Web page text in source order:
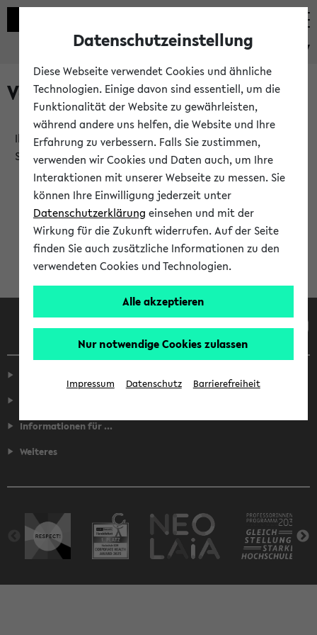
eKVV
Verlauf
Ihr Verlauf ist leer. Er wird sich im Verlauf Ihrer eKVV
Sitzung füllen.
Informationen für ...
Weiteres
Datenschutzeinstellung
Diese Webseite verwendet Cookies und ähnliche
Technologien. Einige davon sind essentiell, um die
Funktionalität der Website zu gewährleisten,
während andere uns helfen, die Website und Ihre
Erfahrung zu verbessern. Falls Sie zustimmen,
verwenden wir Cookies und Daten auch, um Ihre
Interaktionen mit unserer Webseite zu messen. Sie
können Ihre Einwilligung jederzeit unter
Datenschutzerklärung einsehen und mit der
Wirkung für die Zukunft widerrufen. Auf der Seite
finden Sie auch zusätzliche Informationen zu den
verwendeten Cookies und Technologien.
Alle akzeptieren
Nur notwendige Cookies zulassen
Impressum Datenschutz Barrierefreiheit